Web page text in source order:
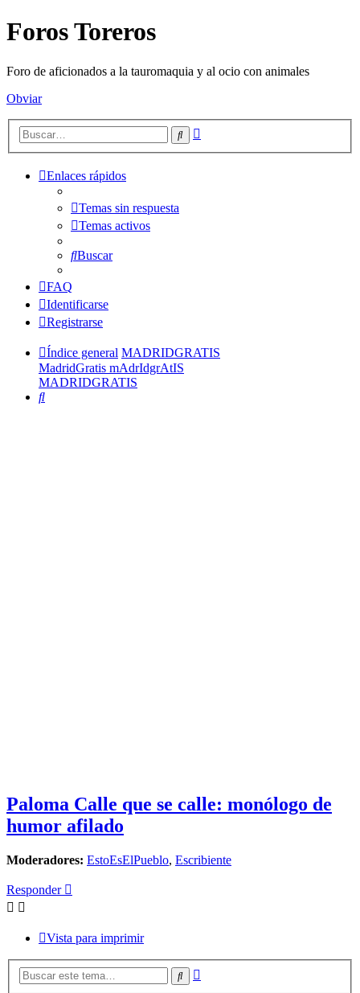
Foros Toreros
Foro de aficionados a la tauromaquia y al ocio con animales
Obviar
Buscar
Enlaces rápidos
Temas sin respuesta
Temas activos
Buscar
FAQ
Identificarse
Registrarse
Índice general MADRIDGRATIS
MadridGratis mAdrIdgrAtIS
MADRIDGRATIS
Buscar
Paloma Calle que se calle: monólogo de
humor afilado
Moderadores: EstoEsElPueblo, Escribiente
Responder
Vista para imprimir
Buscar